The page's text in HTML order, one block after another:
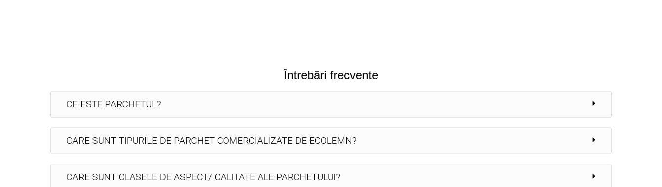
Întrebări frecvente
CE ESTE PARCHETUL?
CARE SUNT TIPURILE DE PARCHET COMERCIALIZATE DE ECOLEMN?
CARE SUNT CLASELE DE ASPECT/ CALITATE ALE PARCHETULUI?